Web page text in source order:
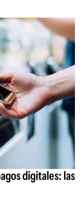
digitales: las